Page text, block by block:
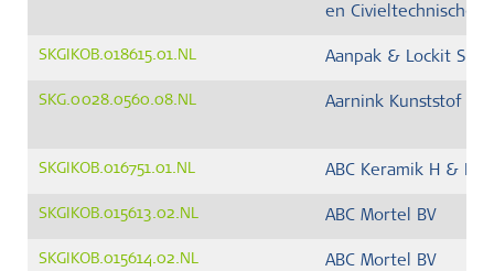
en Civieltechnische
SKGIKOB.018615.01.NL Aanpak & Lockit
SKG.0028.0560.08.NL Aarnink Kunststof
SKGIKOB.016751.01.NL ABC Keramik H & R
SKGIKOB.015613.02.NL ABC Mortel BV
SKGIKOB.015614.02.NL ABC Mortel BV